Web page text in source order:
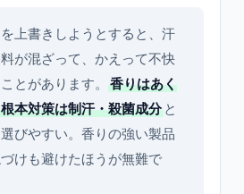
上書きしようとすると、汗
が混ざって、かえって不快
とがあります。
香りはあく
本対策は制汗・殺菌成分 と
びやすい。香りの強い製品
けも避けたほうが無難で